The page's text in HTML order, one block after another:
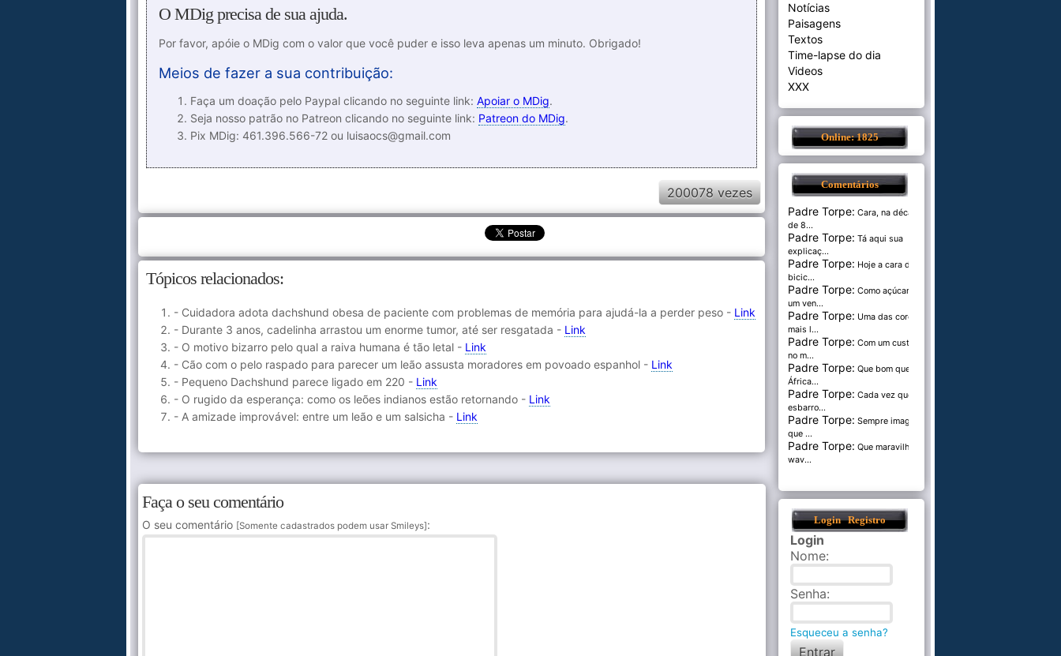
O MDig precisa de sua ajuda.
Por favor, apóie o MDig com o valor que você puder e isso leva apenas um minuto. Obrigado!
Meios de fazer a sua contribuição:
Faça um doação pelo Paypal clicando no seguinte link: Apoiar o MDig.
Seja nosso patrão no Patreon clicando no seguinte link: Patreon do MDig.
Pix MDig: 461.396.566-72 ou luisaocs@gmail.com
200078 vezes
Tópicos relacionados:
- Cuidadora adota dachshund obesa de paciente com problemas de memória para ajudá-la a perder peso - Link
- Durante 3 anos, cadelinha arrastou um enorme tumor, até ser resgatada - Link
- O motivo bizarro pelo qual a raiva humana é tão letal - Link
- Cão com o pelo raspado para parecer um leão assusta moradores em povoado espanhol - Link
- Pequeno Dachshund parece ligado em 220 - Link
- O rugido da esperança: como os leões indianos estão retornando - Link
- A amizade improvável: entre um leão e um salsicha - Link
Faça o seu comentário
O seu comentário [Somente cadastrados podem usar Smileys] :
Notícias
Paisagens
Textos
Time-lapse do dia
Videos
XXX
Online: 1825
Comentários
Padre Torpe: Cara, na década
de 8...
Padre Torpe: Tá aqui sua
explicaç...
Padre Torpe: Hoje a cara de
bicic...
Padre Torpe: Como açúcar é
um ven...
Padre Torpe: Uma das cores
mais l...
Padre Torpe: Com um custo de
no m...
Padre Torpe: Que bom que a
África...
Padre Torpe: Cada vez que
esbarro...
Padre Torpe: Sempre imaginei
que ...
Padre Torpe: Que maravilha de
wav...
Login Registro
Login
Nome:
Senha:
Esqueceu a senha?